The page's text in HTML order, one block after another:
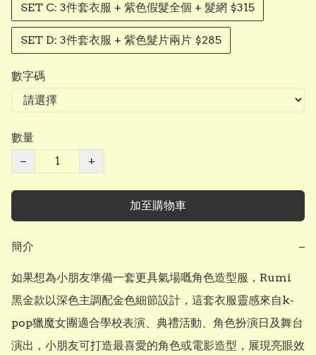
SET C: 3件套衣服 + 紫色假髮全個 + 髮網 $315
SET D: 3件套衣服 + 紫色髮片兩片 $285
數字碼
數量
−
+
加至購物車
簡介 −
如果想為小朋友準備一套更具氣場嘅角色造型服，Rumi
黑金款以深色主調配金色細節設計，這套衣服靈感來自k-
pop獵魔女團適合學校表演、典禮活動、角色扮演日及舞台
演出，小朋友可打造最喜愛的角色或電影造型，展現亮眼效